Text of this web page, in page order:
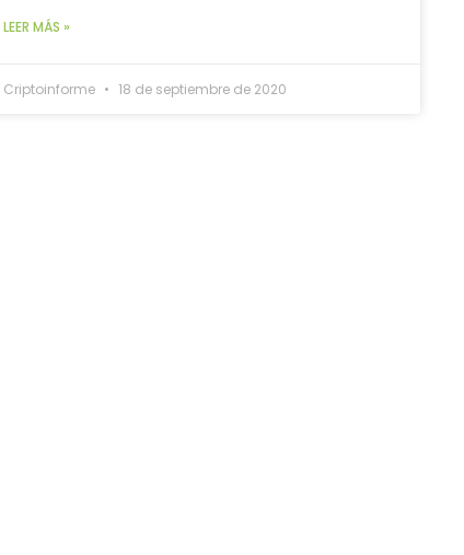
LEER MÁS »
Criptoinforme 18 de septiembre de 2020